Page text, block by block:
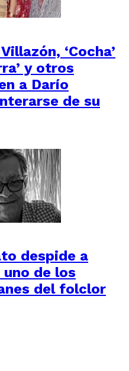
‘Cocha’
y otros
a Darío
de su
despide a
uno de los
del folclor